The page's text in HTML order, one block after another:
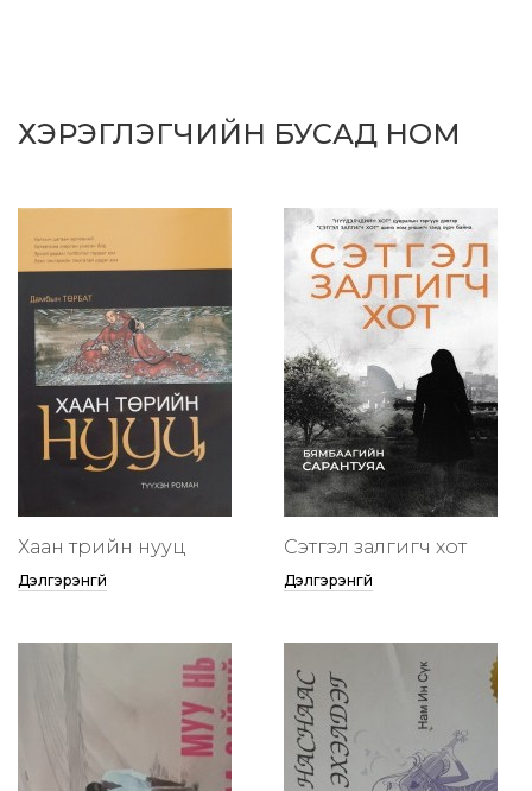
ХЭРЭГЛЭГЧИЙН БУСАД НОМ
Хаан төрийн нууц
Дэлгэрэнгүй
Сэтгэл залгигч хот
Дэлгэрэнгүй